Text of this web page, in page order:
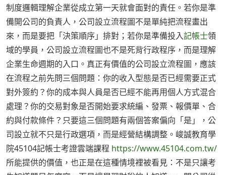
制度邏輯理解企業從成立第一天就會面對的責任。若你是準
備開公司的負責人，公司設立流程圖不是單純把流程畫出
來，而是要把「決策順序」排對；若你是準備投入記帳士領
域的學員，公司設立流程圖也不是死背行政程序，而是理解
企業生命週期的入口。真正有價值的公司設立流程圖，應該
在流程之前先問三個問題：你的收入型態是否已經需要正式
對外簽約？你的成本與人員是否已經不能再用個人方式混合
處理？你的交易對象是否開始要求統編、發票、報價單、合
約與付款條件？只要這三個問題有兩個答案偏向「是」，公
司設立就不只是行政選項，而是經營結構調整。峻誠教育學
院45104記帳士考證雲端課程 https://www.45104.com.tw/
所能提供的價值，也正是在這種情境裡被看見：不是只讓考